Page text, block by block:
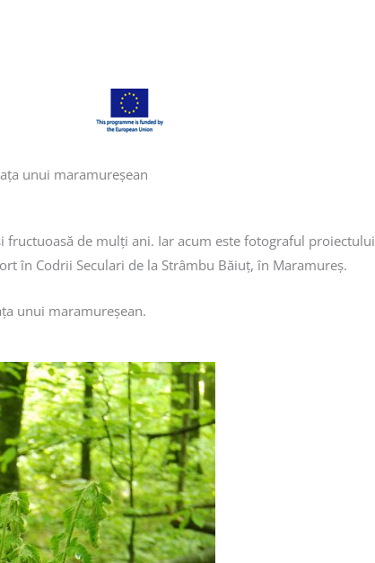
unui maramureșean
de mulți ani. Iar acum este fotograful proiectului
în Codrii Seculari de la Strâmbu Băiuț, în Maramureș.
unui maramureșean.